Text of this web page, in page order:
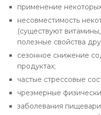
применение
несовместимость
(существуют
полезные свойства
сезонное снижение
продуктах;
частые стрессовые
чрезмерные
заболевания